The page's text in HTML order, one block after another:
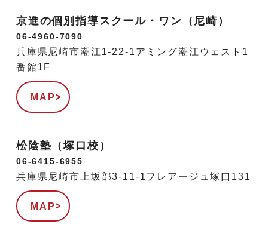
京進の個別指導スクール・ワン（尼崎）
06-4960-7090
兵庫県尼崎市潮江1-22-1アミング潮江ウェスト1
番館1F
MAP
松陰塾（塚口校）
06-6415-6955
兵庫県尼崎市上坂部3-11-1フレアージュ塚口131
MAP